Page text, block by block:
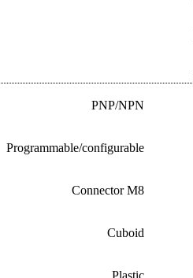
PNP/NPN
Programmable/configurable
Connector M8
Cuboid